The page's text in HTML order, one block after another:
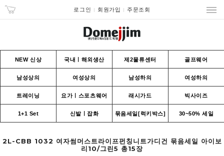
로그인 회원가입 주문조회
NEW 신상 국내ㅣ해외생산 제2물류센터 골프웨어
남성상의 여성상의 남성하의 여성하의
트레이닝 요가ㅣ스포츠웨어 래시가드 빅사이즈
1+1 Set 신발ㅣ잡화 묶음세일[럭키박스] 30~50% 세일
2L-CBB 1032 여자썸머스트라이프펀칭니트가디건 묶음세일 아이보
리10/그린5 총15장